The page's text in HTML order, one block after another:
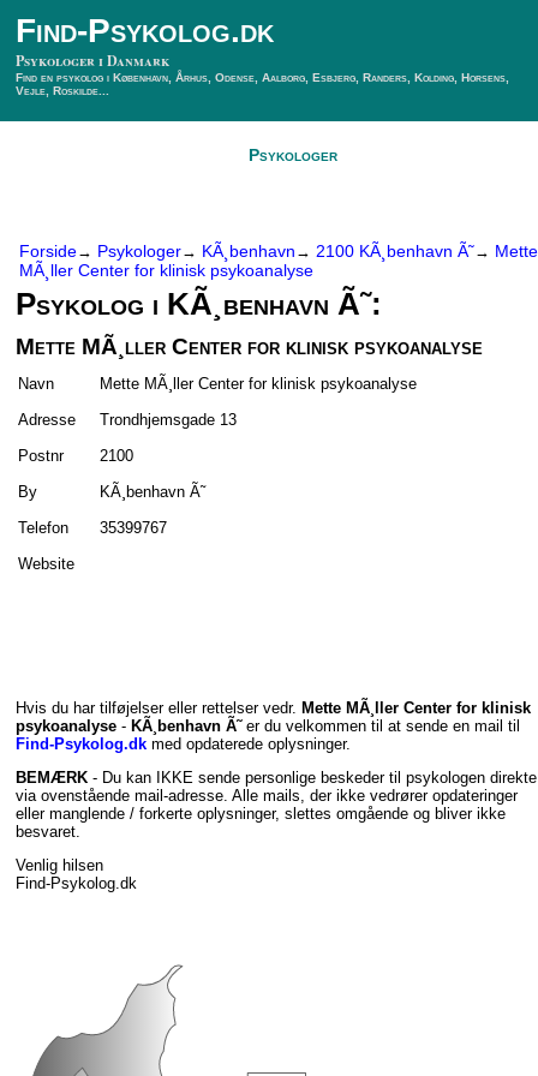
Find-Psykolog.dk
Psykologer i Danmark
Find en psykolog i København, Århus, Odense, Aalborg, Esbjerg, Randers, Kolding, Horsens,
Vejle, Roskilde...
Psykologer
Forside→ Psykologer→ KÃ¸benhavn → 2100 KÃ¸benhavn Ã˜→ Mette
MÃ¸ller Center for klinisk psykoanalyse
Psykolog i KÃ¸benhavn Ã˜:
Mette MÃ¸ller Center for klinisk psykoanalyse
Navn
Mette MÃ¸ller Center for klinisk psykoanalyse
Adresse
Trondhjemsgade 13
Postnr
2100
By
KÃ¸benhavn Ã˜
Telefon
35399767
Website
Hvis du har tilføjelser eller rettelser vedr. Mette MÃ¸ller Center for klinisk
psykoanalyse - KÃ¸benhavn Ã˜er du velkommen til at sende en mail til
Find-Psykolog.dk med opdaterede oplysninger.
BEMÆRK - Du kan IKKE sende personlige beskeder til psykologen direkte
via ovenstående mail-adresse. Alle mails, der ikke vedrører opdateringer
eller manglende / forkerte oplysninger, slettes omgående og bliver ikke
besvaret.
Venlig hilsen
Find-Psykolog.dk